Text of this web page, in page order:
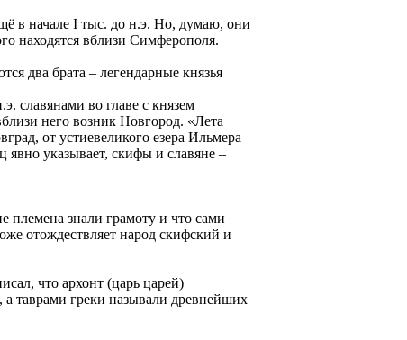
в начале I тыс. до н.э. Но, думаю, они
находятся вблизи Симферополя.
два брата – легендарные князья
славянами во главе с князем
него возник Новгород. «Лета
от устиевеликого езера Ильмера
указывает, скифы и славяне –
племена знали грамоту и что сами
отождествляет народ скифский и
что архонт (царь царей)
таврами греки называли древнейших